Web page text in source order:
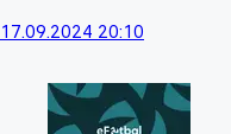
17.09.2024 20:10